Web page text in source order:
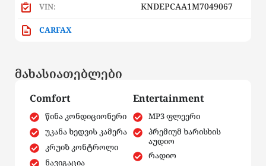
VIN: KNDEPCAA1M7049067
CARFAX
მახასიათებლები
Comfort
წინა კონდიციონერი
უკანა ხედვის კამერა
კრუიზ კონტროლი
ნავიგაცია
Entertainment
MP3 ფლეერი
პრემიუმ ხარისხის
აუდიო
რადიო